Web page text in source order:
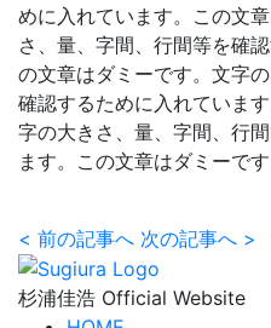
めに入れています。この文
さ、量、字間、行間等を確
の文章はダミーです。文字
確認するために入れていま
字の大きさ、量、字間、行
ます。この文章はダミーで
< 前の記事へ 次の記事へ >
杉浦佳浩 Official Website